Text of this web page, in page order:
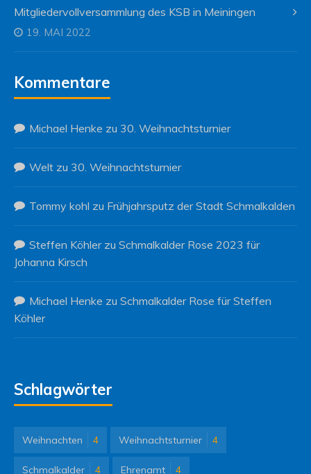
Mitgliedervollversammlung des KSB in Meiningen
19. MAI 2022
Kommentare
Michael Henke zu 30. Weihnachtsturnier
Welt zu 30. Weihnachtsturnier
Tommy kohl zu Frühjahrsputz der Stadt Schmalkalden
Steffen Köhlerzu Schmalkalder Rose 2023 für
Johanna Kirsch
Michael Henke zu Schmalkalder Rose für Steffen
Köhler
Schlagwörter
Weihnachten 4 Weihnachtsturnier 4
Schmalkalder 4 Ehrenamt 4